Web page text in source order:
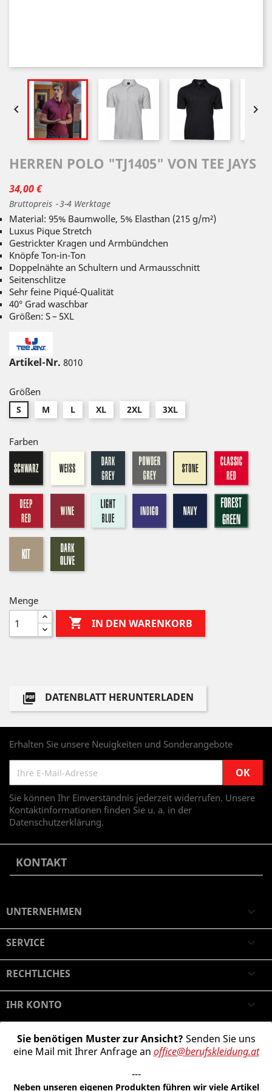
 
HERREN POLO "TJ1405" VON TEE JAYS
34,00 €
Bruttopreis 3-4 Werktage
Material: 95% Baumwolle, 5% Elasthan (215 g/m²)
Luxus Pique Stretch
Gestrickter Kragen und Armbündchen
Knöpfe Ton-in-Ton
Doppelnähte an Schultern und Armausschnitt
Seitenschlitze
Sehr feine Piqué-Qualität
40° Grad waschbar
Größen: S – 5XL
Artikel-Nr. 8010
Größen
S M L XL 2XL 3XL
Farben
weiß
dark-
grey
grey
stone
wine
blue
navy
Menge
 IN DEN WARENKORB
 DATENBLATT HERUNTERLADEN
Erhalten Sie unsere Neuigkeiten und Sonderangebote
Sie können Ihr Einverständnis jederzeit widerrufen. Unsere
Kontaktinformationen finden Sie u. a. in der
Datenschutzerklärung.
KONTAKT
UNTERNEHMEN 
SERVICE 
RECHTLICHES 
IHR KONTO 
Sie benötigen Muster zur Ansicht? Senden Sie uns
eine Mail mit Ihrer Anfrage an office@berufskleidung.at
---
Neben unseren eigenen Produkten führen wir viele Artikel